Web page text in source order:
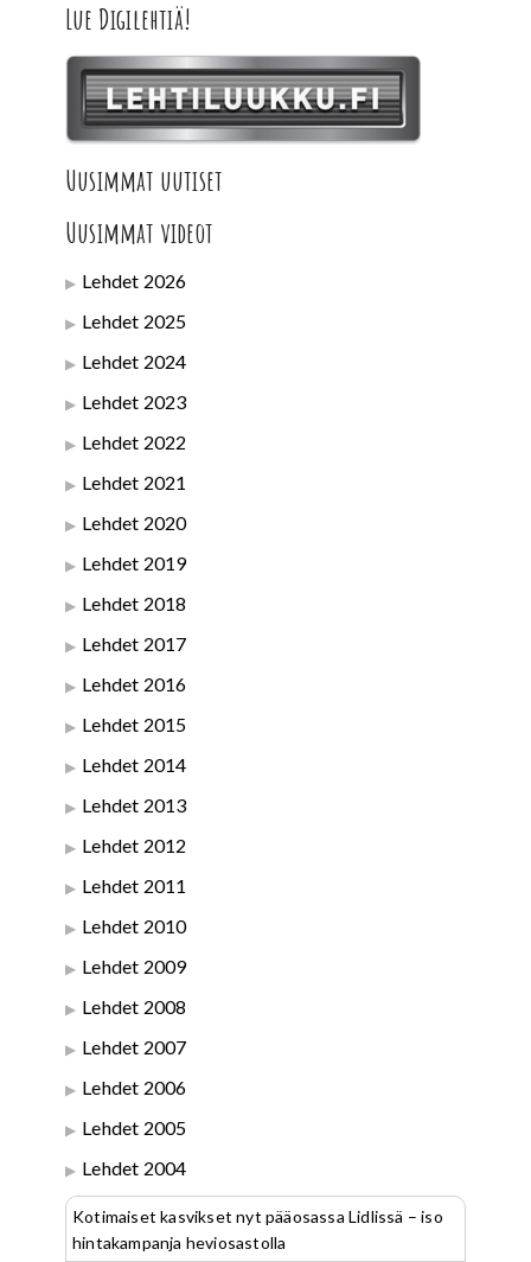
Lue Digilehtiä!
Uusimmat uutiset
Uusimmat videot
Lehdet 2026
Lehdet 2025
Lehdet 2024
Lehdet 2023
Lehdet 2022
Lehdet 2021
Lehdet 2020
Lehdet 2019
Lehdet 2018
Lehdet 2017
Lehdet 2016
Lehdet 2015
Lehdet 2014
Lehdet 2013
Lehdet 2012
Lehdet 2011
Lehdet 2010
Lehdet 2009
Lehdet 2008
Lehdet 2007
Lehdet 2006
Lehdet 2005
Lehdet 2004
Kotimaiset kasvikset nyt pääosassa Lidlissä – iso
hintakampanja heviosastolla